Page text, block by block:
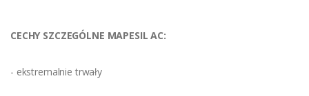
CECHY SZCZEGÓLNE MAPESIL AC:
- ekstremalnie trwały